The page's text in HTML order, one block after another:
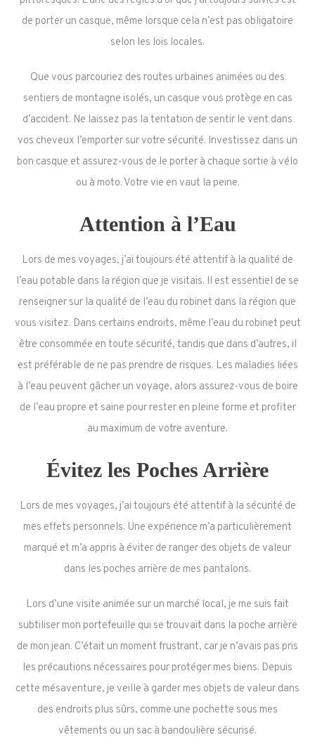
de porter un casque, même lorsque cela n’est pas obligatoire
selon les lois locales.
Que vous parcouriez des routes urbaines animées ou des
sentiers de montagne isolés, un casque vous protège en cas
d’accident. Ne laissez pas la tentation de sentir le vent dans
vos cheveux l’emporter sur votre sécurité. Investissez dans un
bon casque et assurez-vous de le porter à chaque sortie à vélo
ou à moto. Votre vie en vaut la peine.
Attention à l’Eau
Lors de mes voyages, j’ai toujours été attentif à la qualité de
l’eau potable dans la région que je visitais. Il est essentiel de se
renseigner sur la qualité de l’eau du robinet dans la région que
vous visitez. Dans certains endroits, même l’eau du robinet peut
être consommée en toute sécurité, tandis que dans d’autres, il
est préférable de ne pas prendre de risques. Les maladies liées
à l’eau peuvent gâcher un voyage, alors assurez-vous de boire
de l’eau propre et saine pour rester en pleine forme et profiter
au maximum de votre aventure.
Évitez les Poches Arrière
Lors de mes voyages, j’ai toujours été attentif à la sécurité de
mes effets personnels. Une expérience m’a particulièrement
marqué et m’a appris à éviter de ranger des objets de valeur
dans les poches arrière de mes pantalons.
Lors d’une visite animée sur un marché local, je me suis fait
subtiliser mon portefeuille qui se trouvait dans la poche arrière
de mon jean. C’était un moment frustrant, car je n’avais pas pris
les précautions nécessaires pour protéger mes biens. Depuis
cette mésaventure, je veille à garder mes objets de valeur dans
des endroits plus sûrs, comme une pochette sous mes
vêtements ou un sac à bandoulière sécurisé.